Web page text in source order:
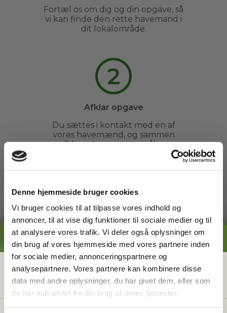
Denne hjemmeside bruger cookies
Vi bruger cookies til at tilpasse vores indhold og
annoncer, til at vise dig funktioner til sociale medier og til
at analysere vores trafik. Vi deler også oplysninger om
din brug af vores hjemmeside med vores partnere inden
for sociale medier, annonceringspartnere og
analysepartnere. Vores partnere kan kombinere disse
data med andre oplysninger, du har givet dem, eller som
de har indsamlet fra din brug af deres tjenester.
Fortæl os om dig og din opgave, så
vi kan finde den rette havemand i
dit lokalområde.
2
Afklar opgave
Du sættes i kontakt med en af
vores havemænd, og sammen
afklarer I evt. spørgsmål og
3
Arbejdet udføres
Du kan slappe af, mens din
havemand ordner din have. Du
behøver ikke engang være
hjemme.
GRATIS PRISESTIMAT
Hvad koster detegentligat få
hjælp i haven?
Få vores prisguide med faste timepriser, eksempler